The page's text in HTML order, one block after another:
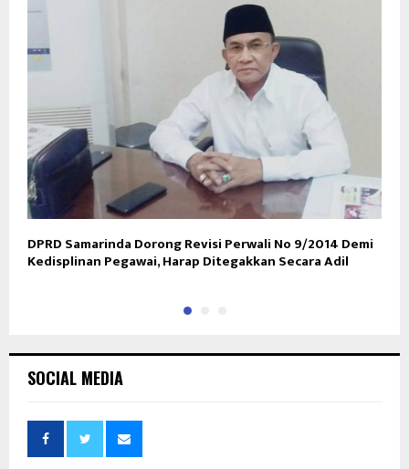
DPRD Samarinda Dorong Revisi Perwali No 9/2014 Demi
Kedisplinan Pegawai, Harap Ditegakkan Secara Adil
SOCIAL MEDIA